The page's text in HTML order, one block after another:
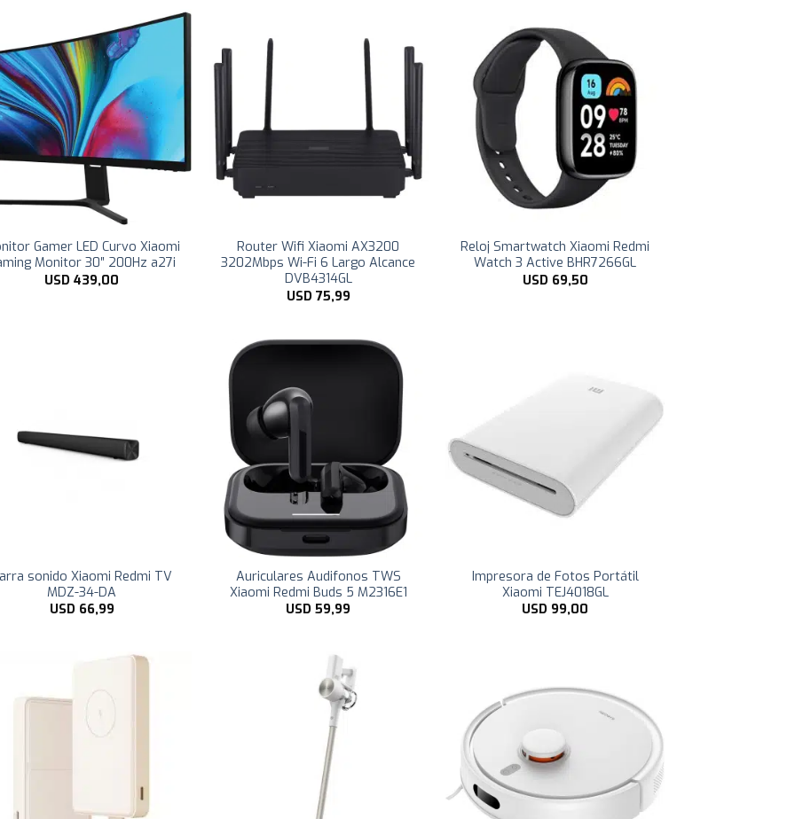
Gamer LED Curvo Xiaomi
Monitor 30″ 200Hz a27i
USD439,00
Router Wifi Xiaomi AX3200
3202Mbps Wi-Fi 6 Largo Alcance
DVB4314GL
USD 75,99
Reloj Smartwatch Xiaomi Redmi
Watch 3 Active BHR7266GL
USD 69,50
sonido Xiaomi Redmi TV
MDZ-34-DA
USD 66,99
Auriculares Audifonos TWS
Xiaomi Redmi Buds 5 M2316E1
USD59,99
Impresora de Fotos Portátil
Xiaomi TEJ4018GL
USD 99,00